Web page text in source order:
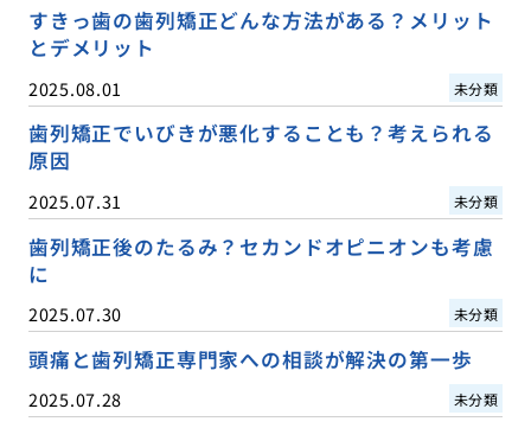
すきっ歯の歯列矯正どんな方法がある？メリット
とデメリット
2025.08.01 未分類
歯列矯正でいびきが悪化することも？考えられる
原因
2025.07.31 未分類
歯列矯正後のたるみ？セカンドオピニオンも考慮
に
2025.07.30 未分類
頭痛と歯列矯正専門家への相談が解決の第一歩
2025.07.28 未分類